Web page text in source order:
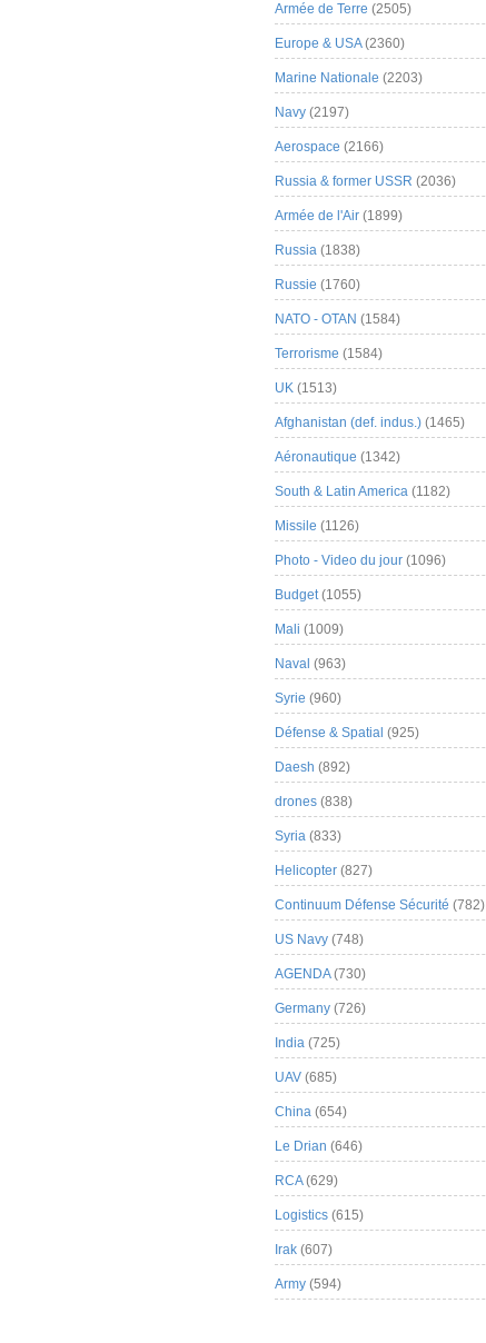
Armée de Terre (2505)
Europe & USA(2360)
Marine Nationale (2203)
Navy (2197)
Aerospace (2166)
Russia & former USSR (2036)
Armée de l'Air (1899)
Russia (1838)
Russie (1760)
NATO - OTAN (1584)
Terrorisme (1584)
UK (1513)
Afghanistan (def. indus.) (1465)
Aéronautique (1342)
South & Latin America (1182)
Missile (1126)
Photo - Video du jour (1096)
Budget(1055)
Mali (1009)
Naval (963)
Syrie (960)
Défense & Spatial (925)
Daesh (892)
drones (838)
Syria (833)
Helicopter (827)
Continuum Défense Sécurité (782)
US Navy (748)
AGENDA(730)
Germany (726)
India (725)
UAV (685)
China (654)
Le Drian (646)
RCA(629)
Logistics (615)
Irak (607)
Army (594)